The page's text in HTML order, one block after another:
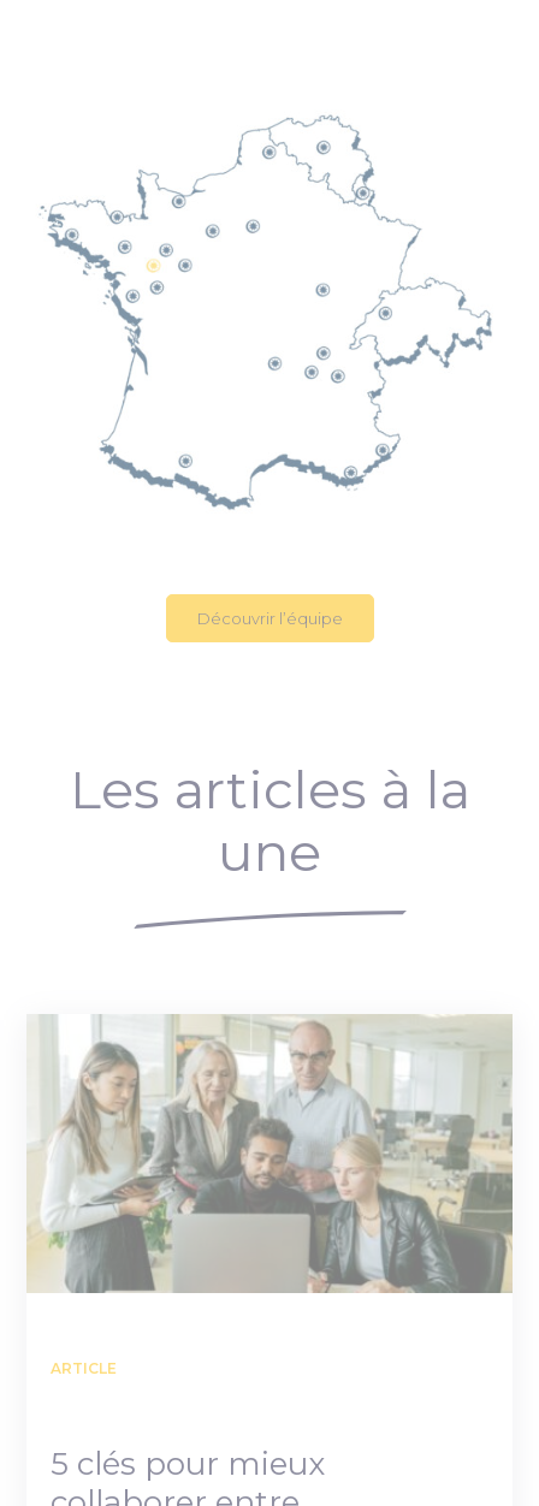
Découvrir l’équipe
Les articles à la
une
ARTICLE
5 clés pour mieux